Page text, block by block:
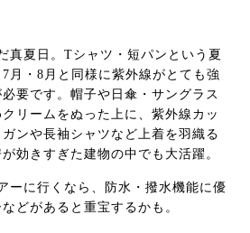
真夏日。Tシャツ・短パンという夏
月・8月と同様に紫外線がとても強
要です。帽子や日傘・サングラス
リームをぬった上に、紫外線カッ
ンや長袖シャツなど上着を羽織る
効きすぎた建物の中でも大活躍。
ーに行くなら、防水・撥水機能に優
どがあると重宝するかも。